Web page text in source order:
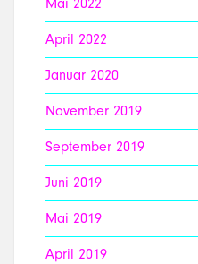
Mai 2022
April 2022
Januar 2020
November 2019
September 2019
Juni 2019
Mai 2019
April 2019